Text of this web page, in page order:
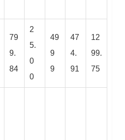
79
9.
84
2
5.
0
0
49
9
9
47
4.
91
12
99.
75